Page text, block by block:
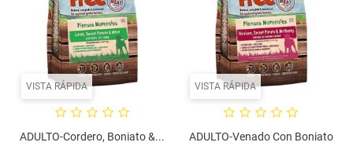
VISTA RÁPIDA
ADULTO-Cordero, Boniato &...
VISTA RÁPIDA
ADULTO-Venado Con Boniato